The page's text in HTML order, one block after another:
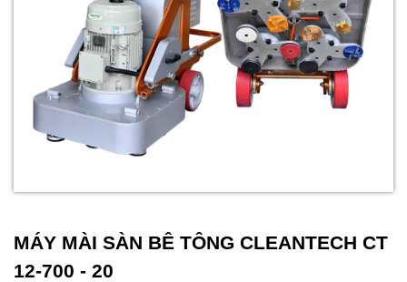
MÁY MÀI SÀN BÊ TÔNG CLEANTECH CT
12-700 - 20